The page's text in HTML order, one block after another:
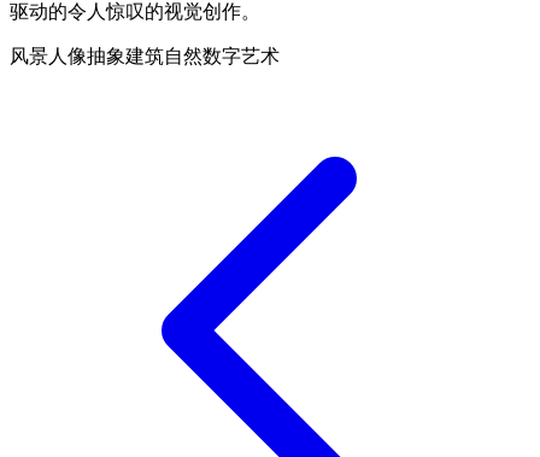
驱动的令人惊叹的视觉创作。
风景人像抽象建筑自然数字艺术